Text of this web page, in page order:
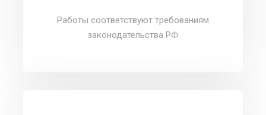
Работы соответствуют требованиям
законодательства РФ